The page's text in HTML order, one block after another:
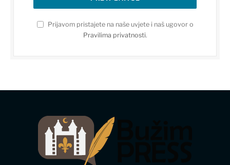
Prijavom pristajete na naše uvjete i naš ugovor o
Pravilima privatnosti.